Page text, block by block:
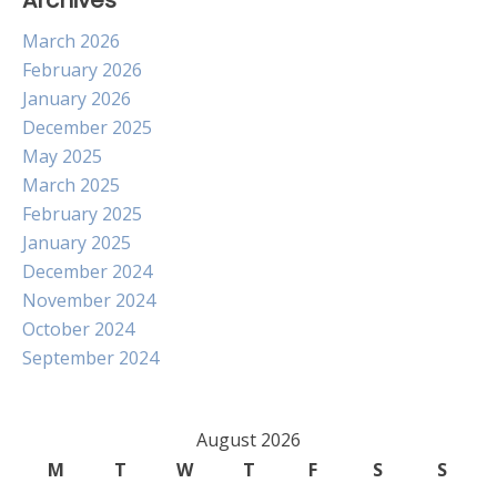
March 2026
February 2026
January 2026
December 2025
May 2025
March 2025
February 2025
January 2025
December 2024
November 2024
October 2024
September 2024
August 2026
M
T W T F S
S